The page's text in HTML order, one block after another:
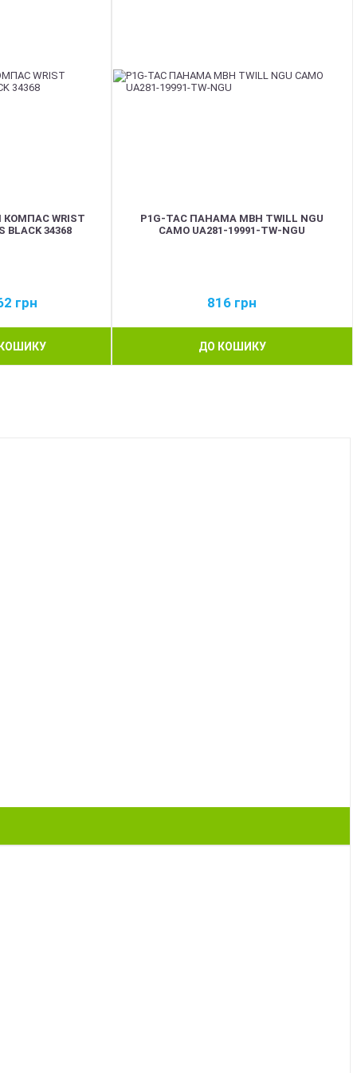
КОМПАС WRIST
BLACK 34368
грн
P1G-TAC ПАНАМА MBH TWILL NGU
CAMO UA281-19991-TW-NGU
816 грн
ДО КОШИКУ